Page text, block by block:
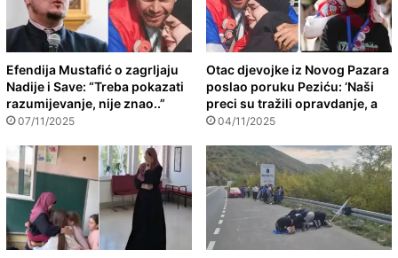
Efendija Mustafić o zagrljaju
Nadije i Save: “Treba pokazati
razumijevanje, nije znao..”
07/11/2025
Otac djevojke iz Novog Pazara
poslao poruku Peziću: ‘Naši
preci su tražili opravdanje, a
04/11/2025